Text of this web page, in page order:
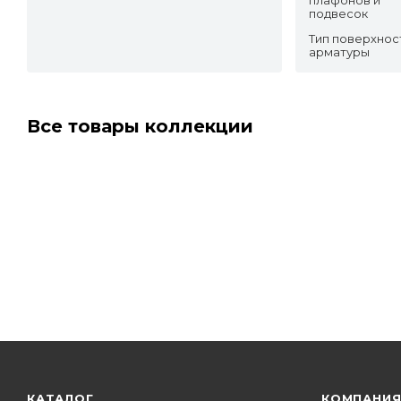
подвесок
Тип
арматуры
Все товары коллекции